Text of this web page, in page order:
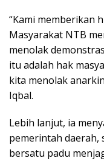
“Kami memberikan
Masyarakat NTB
menolak
itu adalah hak
kita menolak
Iqbal.
Lebih lanjut, ia
pemerintah daerah,
bersatu padu